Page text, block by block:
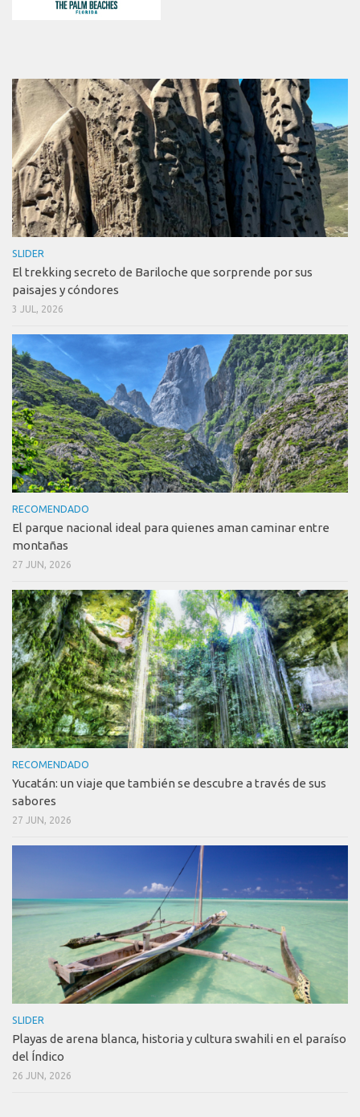
SLIDER
El trekking secreto de Bariloche que sorprende por sus
paisajes y cóndores
3 JUL, 2026
RECOMENDADO
El parque nacional ideal para quienes aman caminar entre
montañas
27 JUN, 2026
RECOMENDADO
Yucatán: un viaje que también se descubre a través de sus
sabores
27 JUN, 2026
SLIDER
Playas de arena blanca, historia y cultura swahili en el paraíso
del Índico
26 JUN, 2026